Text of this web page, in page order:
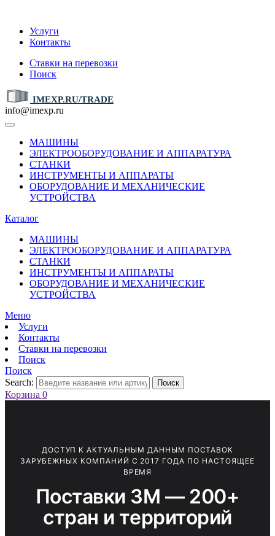
Услуги
Контакты
Ставки на перевозки
Поиск
IMEXP.RU/TRADE
info@imexp.ru
МАШИНЫ
ЭЛЕКТРООБОРУДОВАНИЕ И АППАРАТУРА
СТАНКИ
ИНСТРУМЕНТЫ И АППАРАТЫ
ОБОРУДОВАНИЕ И МЕХАНИЧЕСКИЕ
УСТРОЙСТВА
Каталог
МАШИНЫ
ЭЛЕКТРООБОРУДОВАНИЕ И АППАРАТУРА
СТАНКИ
ИНСТРУМЕНТЫ И АППАРАТЫ
ОБОРУДОВАНИЕ И МЕХАНИЧЕСКИЕ
УСТРОЙСТВА
Меню
Услуги
Контакты
Ставки на перевозки
Поиск
Поиск
Search:
Поиск
Корзина 0
ДОСТУП К АКТУАЛЬНЫМ ДАННЫМ ПОСТАВОК
ЗАРУБЕЖНЫХ КОМПАНИЙ С 2017 ГОДА ПО НАСТОЯЩЕЕ
ВРЕМЯ
Поставки 3M — 200+
стран и территорий